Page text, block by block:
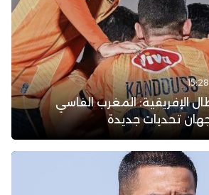
الإفريقية: المغرب الفاسي
تحديات جديدة